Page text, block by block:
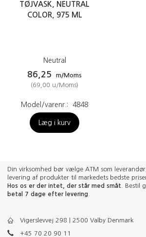
TØJVASK, NEUTRAL
COLOR, 975 ML
Neutral
86,25
m/Moms
(69,00 u/Moms)
Model/varenr.: 4848
Læg i kurv
Din virksomhed bør vælge ATM som
levering af produkter til markedets bedste
Hos os er der intet, der står med småt . Bestil
betal 7 dage efter levering
Vigerslevvej 298 | 2500 Valby Denmark
+45 70 20 90 11